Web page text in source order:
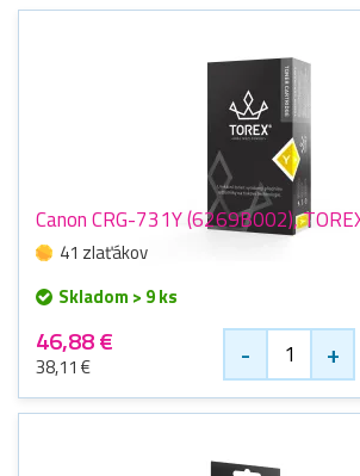
Canon CRG-731Y (6269B002),
41 zlaťákov
Skladom > 9 ks
46,88 €
38,11 € - +